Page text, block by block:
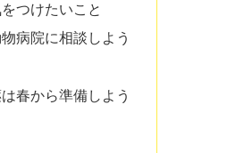
つけたいこと
病院に相談しよう
春から準備しよう